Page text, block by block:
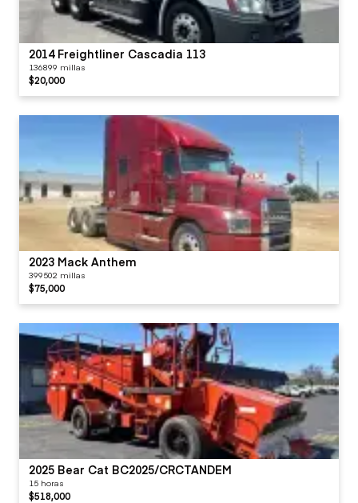
2014 Freightliner Cascadia 113
136899 millas
$20,000
2023 Mack Anthem
399502 millas
$75,000
2025 Bear Cat BC2025/CRCTANDEM
15 horas
$518,000